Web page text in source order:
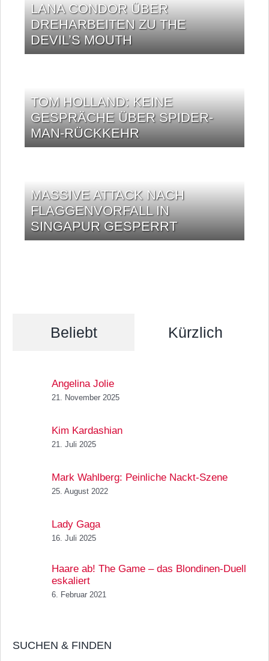
LANA CONDOR ÜBER
DREHARBEITEN ZU THE
DEVIL’S MOUTH
TOM HOLLAND: KEINE
GESPRÄCHE ÜBER SPIDER-
MAN-RÜCKKEHR
MASSIVE ATTACK NACH
FLAGGENVORFALL IN
SINGAPUR GESPERRT
Beliebt Kürzlich
Angelina Jolie
21. November 2025
Kim Kardashian
21. Juli 2025
Mark Wahlberg: Peinliche Nackt-Szene
25. August 2022
Lady Gaga
16. Juli 2025
Haare ab! The Game – das Blondinen-Duell
eskaliert
6. Februar 2021
SUCHEN & FINDEN